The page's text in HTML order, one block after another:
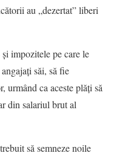
au „dezertat” liberi
impozitele pe care le
săi, să fie
urmând ca aceste plăți să
din salariul brut al
să semneze noile